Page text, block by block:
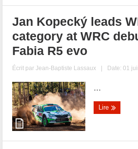
Jan Kopecký leads
category at WRC
Fabia R5 evo
Écrit parJean-Baptiste Lassaux | Date: 01
...
Lire